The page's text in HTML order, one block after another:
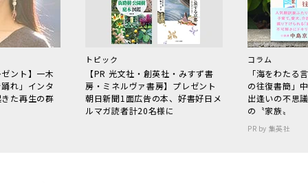
ント】一木
れ」インタ
た再生の群
トピック
【PR 光文社・創英社・みすず書
房・ミネルヴァ書房】プレゼント
朝日新聞1面広告の本、好書好日メ
ルマガ読者計20名様に
コラム
「海をわた
の往復書簡」
出逢いの不思
の〝家族〟
PR by 集英社